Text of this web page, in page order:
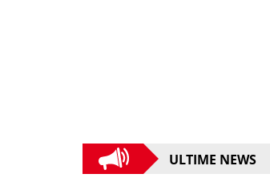
ULTIME NEWS